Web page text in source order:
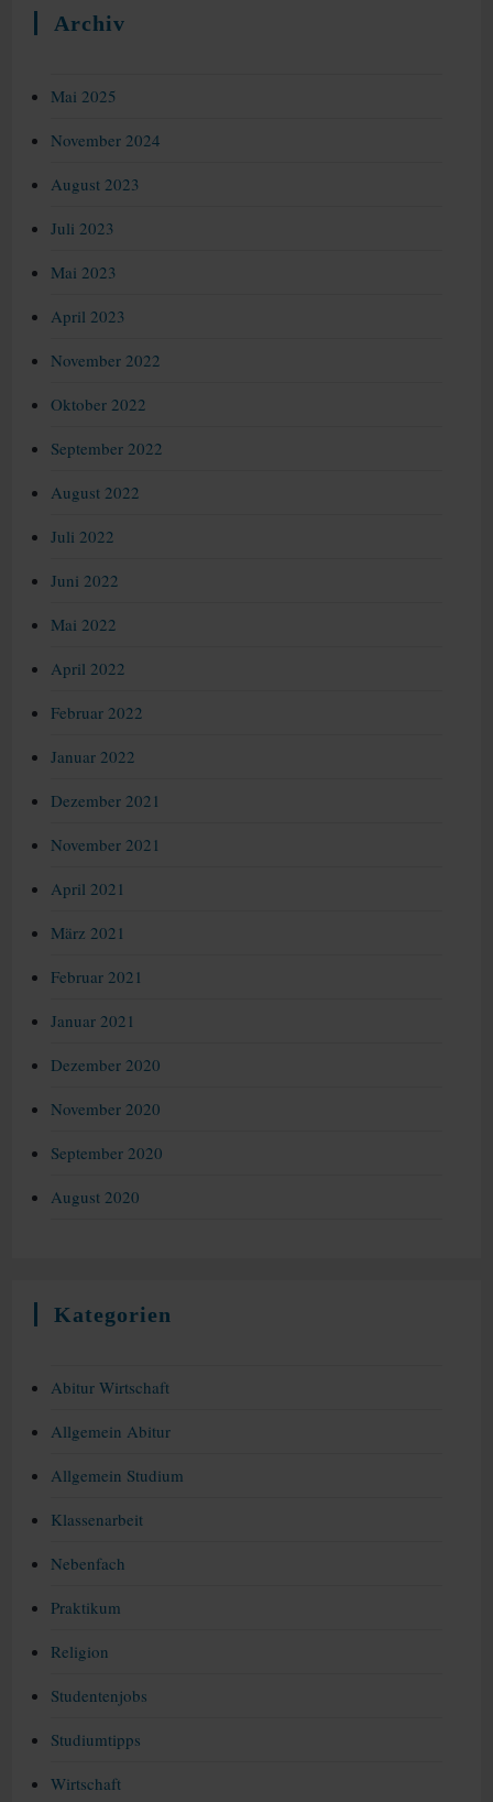
Archiv
Mai 2025
November 2024
August 2023
Juli 2023
Mai 2023
April 2023
November 2022
Oktober 2022
September 2022
August 2022
Juli 2022
Juni 2022
Mai 2022
April 2022
Februar 2022
Januar 2022
Dezember 2021
November 2021
April 2021
März 2021
Februar 2021
Januar 2021
Dezember 2020
November 2020
September 2020
August 2020
Kategorien
Abitur Wirtschaft
Allgemein Abitur
Allgemein Studium
Klassenarbeit
Nebenfach
Praktikum
Religion
Studentenjobs
Studiumtipps
Wirtschaft